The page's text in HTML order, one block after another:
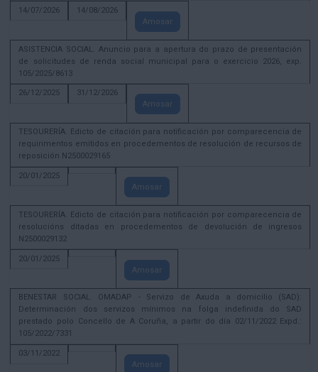
14/07/2026
14/08/2026
Amosar
ASISTENCIA SOCIAL. Anuncio para a apertura do prazo de presentación
de solicitudes de renda social municipal para o exercicio 2026, exp.
105/2025/8613
26/12/2025
31/12/2026
Amosar
TESOURERÍA. Edicto de citación para notificación por comparecencia de
requirimentos emitidos en procedementos de resolución de recursos de
reposición N2500029165
20/01/2025
Amosar
TESOURERÍA. Edicto de citación para notificación por comparecencia de
resolucións ditadas en procedementos de devolución de ingresos
N2500029132
20/01/2025
Amosar
BENESTAR SOCIAL. OMADAP - Servizo de Axuda a domicilio (SAD):
Determinación dos servizos mínimos na folga indefinida do SAD
prestado polo Concello de A Coruña, a partir do día 02/11/2022 Expd.:
105/2022/7331
03/11/2022
Amosar